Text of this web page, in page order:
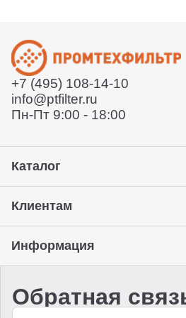
Отправит заказ курьерской
забрать его с нашего склада
Предоставление гарантии,
документов
+7 (495) 108-14-10
info@ptfilter.ru
Пн-Пт 9:00 - 18:00
Каталог
Клиентам
Информация
Обратная